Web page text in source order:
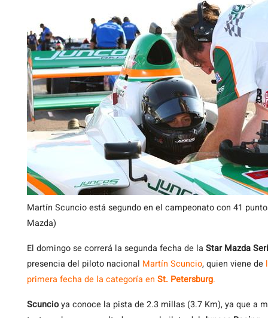
Martín Scuncio está segundo en el campeonato con 41
Mazda)
El domingo se correrá la segunda fecha de la Star Mazda
presencia del piloto nacional Martín Scuncio, quien viene de
primera fecha de la categoría en St. Petersburg.
Scuncioya conoce la pista de 2.3 millas (3.7 Km), ya que a